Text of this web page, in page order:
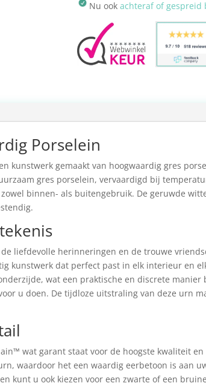
Nu ookachteraf of gespreid
Porselein
kunstwerk gemaakt van hoogwaardig gres
gres porselein, vervaardigd bij
binnen- als buitengebruik. De geruwde
liefdevolle herinneringen en de trouwe
kunstwerk dat perfect past in elk interieur en
wat een praktische en discrete
u doen. De tijdloze uitstraling van deze urn
wat garant staat voor de hoogste kwaliteit
waardoor het een waardig eerbetoon is aan
kunt u ook kiezen voor een zwarte of een